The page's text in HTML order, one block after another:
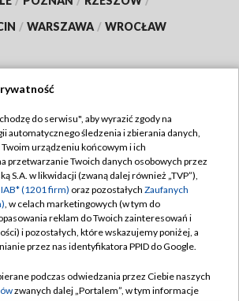
/ WARSZAWA / WROCŁAW
TVP
TVP
Cyfrowa
Regulamin TVP
Polityka prywatności
Moje zgody
Pomoc
Kontakt
do serwisu", aby wyrazić zgody na
automatycznego śledzenia i zbierania danych,
urządzeniu końcowym i ich
przetwarzanie Twoich danych osobowych przez
S.A. w likwidacji (zwaną dalej również „TVP”),
(1201 firm) oraz pozostałych Zaufanych
, w celach marketingowych (w tym do
reklam do Twoich zainteresowań i
i pozostałych, które wskazujemy poniżej, a
przez nas identyfikatora PPID do Google.
podczas odwiedzania przez Ciebie naszych
zwanych dalej „Portalem”, w tym informacje